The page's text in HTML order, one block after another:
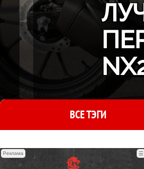
ВСЕ ТЭГИ
Реклама ☰